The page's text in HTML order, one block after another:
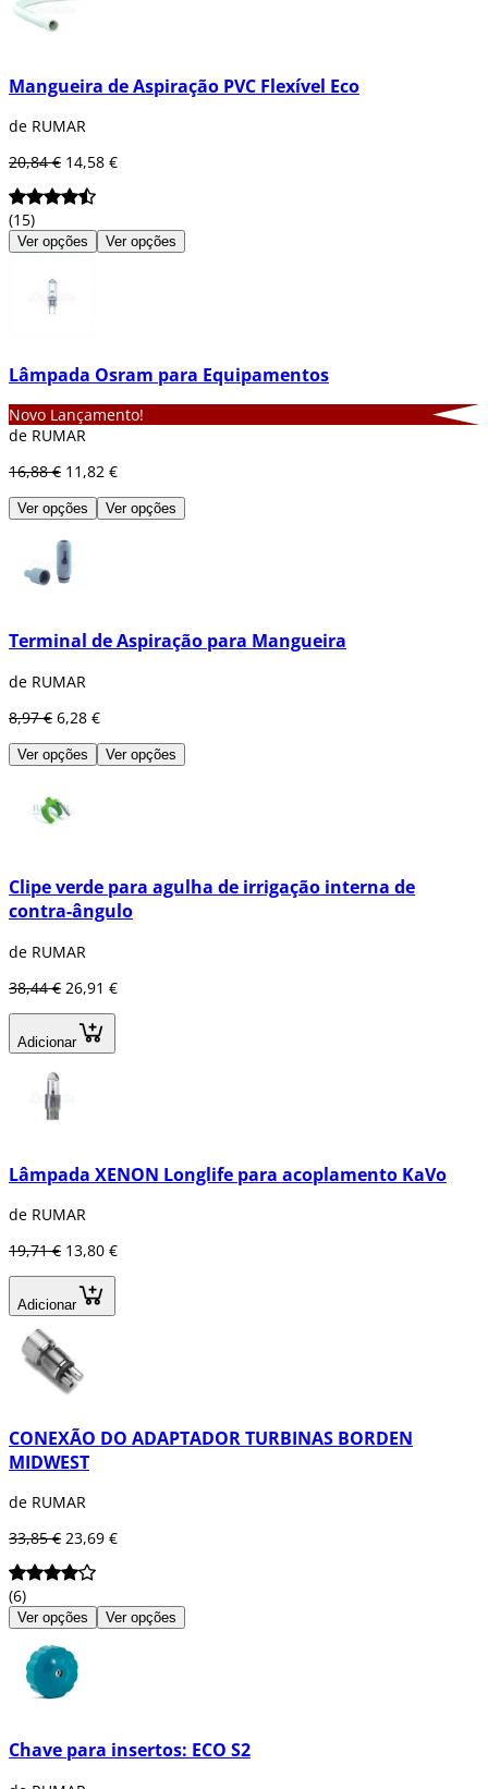
Mangueira de Aspiração PVC Flexível Eco
de RUMAR
20,84 € 14,58 €
(15)
Ver opções Ver opções
Lâmpada Osram para Equipamentos
Novo Lançamento!
de RUMAR
16,88 € 11,82 €
Ver opções Ver opções
Terminal de Aspiração para Mangueira
de RUMAR
8,97 € 6,28 €
Ver opções Ver opções
Clipe verde para agulha de irrigação interna de
contra-ângulo
de RUMAR
38,44 € 26,91 €
Adicionar
Lâmpada XENON Longlife para acoplamento KaVo
de RUMAR
19,71 € 13,80 €
Adicionar
CONEXÃO DO ADAPTADOR TURBINAS BORDEN
MIDWEST
de RUMAR
33,85 € 23,69 €
(6)
Ver opções Ver opções
Chave para insertos: ECO S2